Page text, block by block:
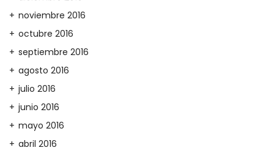
noviembre 2016
octubre 2016
septiembre 2016
agosto 2016
julio 2016
junio 2016
mayo 2016
abril 2016